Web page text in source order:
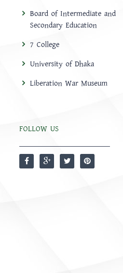
Board of Intermediate and
Secondary Education
7 College
University of Dhaka
Liberation War Museum
FOLLOW US